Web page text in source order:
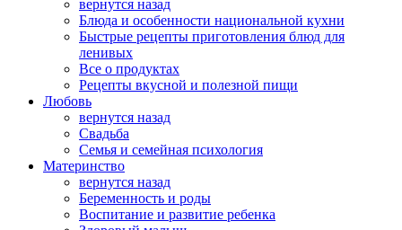
вернутся назад
Блюда и особенности национальной кухни
Быстрые рецепты приготовления блюд для
ленивых
Все о продуктах
Рецепты вкусной и полезной пищи
Любовь
вернутся назад
Свадьба
Семья и семейная психология
Материнство
вернутся назад
Беременность и роды
Воспитание и развитие ребенка